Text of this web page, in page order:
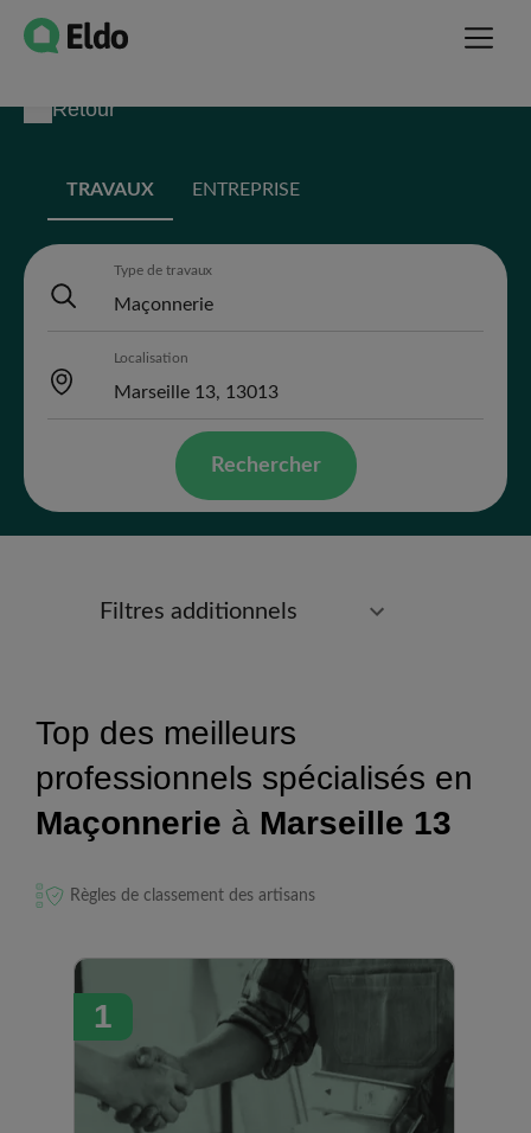
Retour
TRAVAUX ENTREPRISE
Type de travaux
Localisation
Rechercher
Filtres additionnels
Top des meilleurs
professionnels spécialisés en
Maçonnerie à Marseille 13
Règles de classement des artisans
1